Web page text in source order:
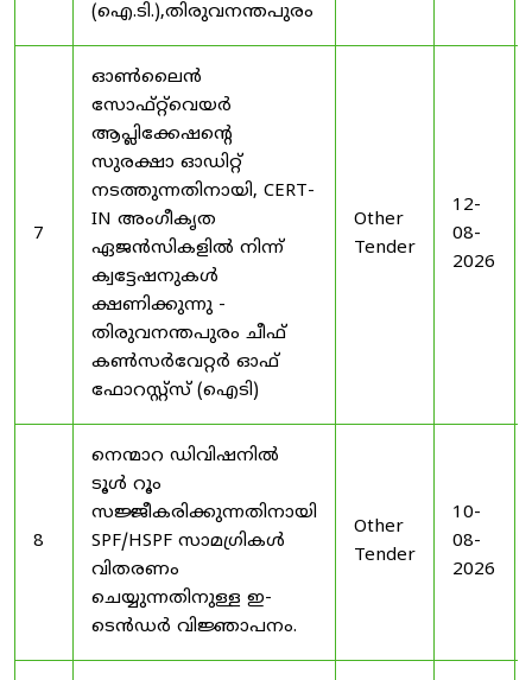
(ഐ.ടി.),തിരുവനന്തപുരം
7
ഓൺലൈൻ
സോഫ്റ്റ്‌വെയർ
ആപ്ലിക്കേഷന്റെ
സുരക്ഷാ ഓഡിറ്റ്
നടത്തുന്നതിനായി, CERT-
IN അംഗീകൃത
ഏജൻസികളിൽ നിന്ന്
ക്വട്ടേഷനുകൾ
ക്ഷണിക്കുന്നു -
തിരുവനന്തപുരം ചീഫ്
കൺസർവേറ്റർ ഓഫ്
ഫോറസ്റ്റ്സ് (ഐടി)
Other
Tender
12-
08-
2026
8
നെന്മാറ ഡിവിഷനിൽ
ടൂൾ റൂം
സജ്ജീകരിക്കുന്നതിനായി
SPF/HSPF സാമഗ്രികൾ
വിതരണം
ചെയ്യുന്നതിനുള്ള ഇ-
ടെൻഡർ വിജ്ഞാപനം.
Other
Tender
10-
08-
2026